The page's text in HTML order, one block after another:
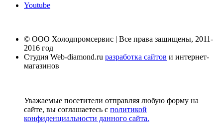
Youtube
© ООО Холодпромсервис | Все права защищены, 2011-
2016 год
Студия Web-diamond.ru разработка сайтов и интернет-
магазинов
Уважаемые посетители отправляя любую форму на
сайте, вы соглашаетесь с политикой
конфиденциальности данного сайта.